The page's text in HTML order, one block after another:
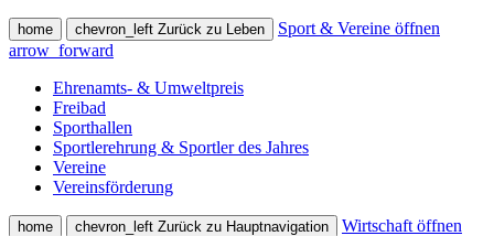
home chevron_left Zurück zu Leben
Sport & Vereine öffnen
arrow_forward
Ehrenamts- & Umweltpreis
Freibad
Sporthallen
Sportlerehrung & Sportler des Jahres
Vereine
Vereinsförderung
home chevron_left Zurück zu Hauptnavigation
Wirtschaft öffnen